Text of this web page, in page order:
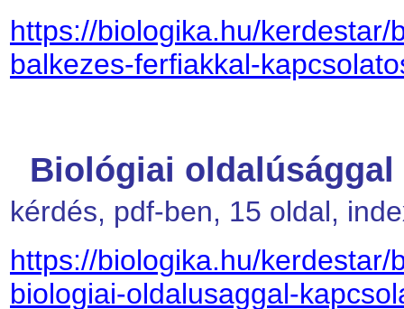
https://biologika.hu/
balkezes-ferfiakkal-
Biológiai
kérdés, pdf-ben, 15 oldal,
https://biologika.hu/
biologiai-oldalusaggal-